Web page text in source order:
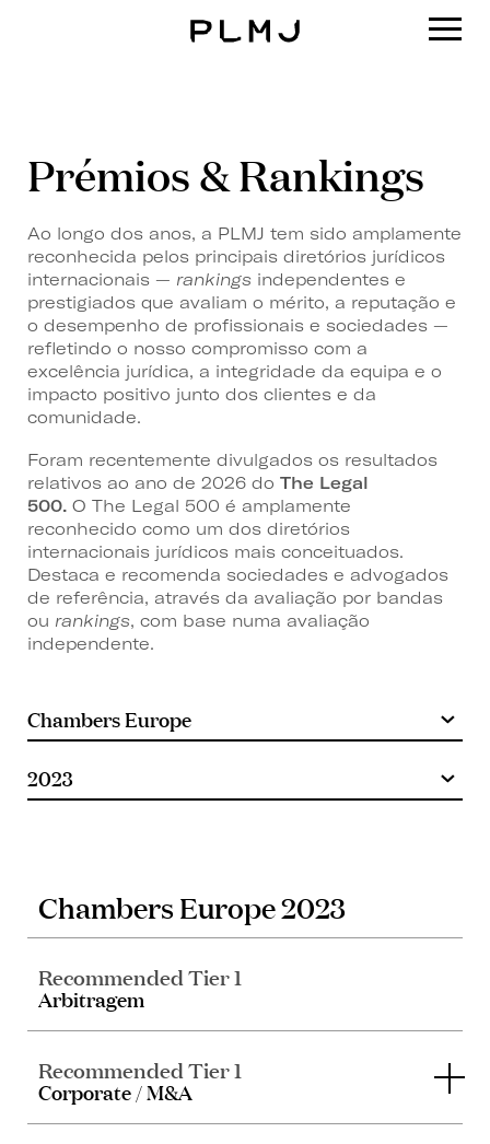
Prémios & Rankings
Ao longo dos anos, a PLMJ tem sido amplamente
reconhecida pelos principais diretórios jurídicos
internacionais — rankings independentes e
prestigiados que avaliam o mérito, a reputação e
o desempenho de profissionais e sociedades —
refletindo o nosso compromisso com a
excelência jurídica, a integridade da equipa e o
impacto positivo junto dos clientes e da
comunidade.
Foram recentemente divulgados os resultados
relativos ao ano de 2026 do The Legal
500. O The Legal 500 é amplamente
reconhecido como um dos diretórios
internacionais jurídicos mais conceituados.
Destaca e recomenda sociedades e advogados
de referência, através da avaliação por bandas
ou rankings, com base numa avaliação
independente.
Chambers Europe 2023
Recommended Tier 1
Arbitragem
Recommended Tier 1
Corporate / M&A